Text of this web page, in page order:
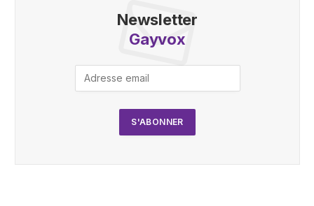
Newsletter
Gayvox